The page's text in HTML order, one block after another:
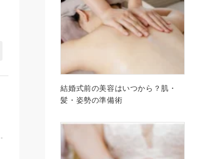
結婚式前の美容はいつから？肌・
髪・姿勢の準備術